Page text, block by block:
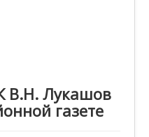
В.Н. Лукашов
газете